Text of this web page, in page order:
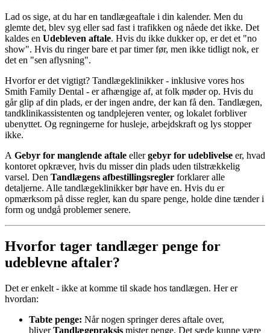
Lad os sige, at du har en tandlægeaftale i din kalender. Men du
glemte det, blev syg eller sad fast i trafikken og nåede det ikke. Det
kaldes en Udebleven aftale. Hvis du ikke dukker op, er det et "no
show". Hvis du ringer bare et par timer før, men ikke tidligt nok, er
det en "sen aflysning".
Hvorfor er det vigtigt? Tandlægeklinikker - inklusive vores hos
Smith Family Dental - er afhængige af, at folk møder op. Hvis du
går glip af din plads, er der ingen andre, der kan få den. Tandlægen,
tandklinikassistenten og tandplejeren venter, og lokalet forbliver
ubenyttet. Og regningerne for husleje, arbejdskraft og lys stopper
ikke.
A Gebyr for manglende aftale ellergebyr for udeblivelse er, hvad
kontoret opkræver, hvis du misser din plads uden tilstrækkelig
varsel. Den Tandlægens afbestillingsregler forklarer alle
detaljerne. Alle tandlægeklinikker bør have en. Hvis du er
opmærksom på disse regler, kan du spare penge, holde dine tænder i
form og undgå problemer senere.
Hvorfor tager tandlæger penge for
udeblevne aftaler?
Det er enkelt - ikke at komme til skade hos tandlægen. Her er
hvordan:
Tabte penge: Når nogen springer deres aftale over,
bliverTandlægepraksis mister penge. Det sæde kunne være